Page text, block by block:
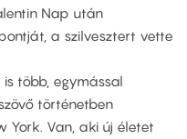
Nap után
a szilvesztert vette
több, egymással
történetben
York. Van, aki új életet